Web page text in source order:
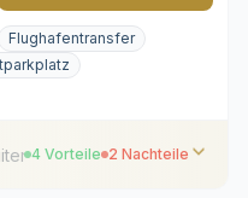
Flughafentransfer
mit Kitchenette
4 Vorteile 2 Nachteile